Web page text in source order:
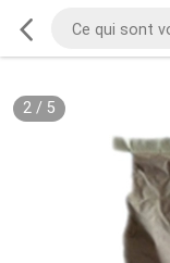
2/ 5